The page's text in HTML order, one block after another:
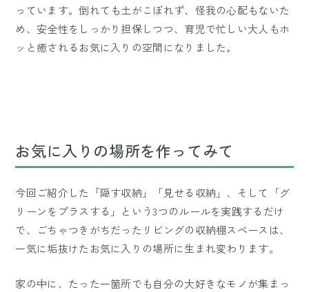
っています。倒れても土がこぼれず、怪我の心配もないた
め、安全性をしっかり担保しつつ、育児で忙しい大人もホ
ッと癒されるお気に入りの空間になりました。
お気に入りの場所を作ってみて
今回ご紹介した「隠す収納」「見せる収納」、そして「グ
リーンをプラスする」という3つのルールを実践するだけ
で、ごちゃつきがちだったリビングの収納棚スペースは、
一気に垢抜けたお気に入りの場所に生まれ変わります。
家の中に、たった一箇所でも自分の大好きなモノが集まっ